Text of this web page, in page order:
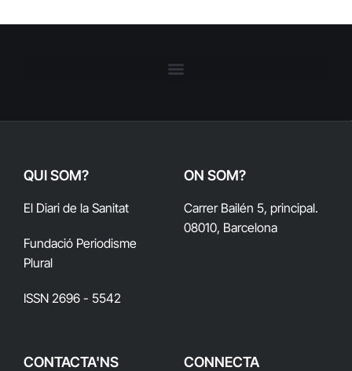
QUI SOM?
El Diari de la Sanitat
Fundació Periodisme
Plural
ISSN 2696 - 5542
ON SOM?
Carrer Bailén 5, principal.
08010, Barcelona
CONTACTA'NS CONNECTA